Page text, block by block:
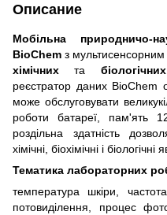
Описание
Мобільна природничо-
BioChem з
хімічних та біологічних
реєстратор даних BioChem
може обслуговувати
роботи батареї, пам'ять
роздільна здатність
хімічні, біохімічні і біологічні
Тематика лабораторних
температура шкіри,
потовиділення, процес